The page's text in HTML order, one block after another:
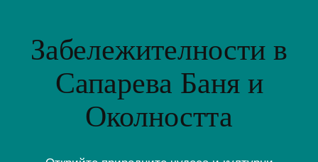
Забележителности в
Сапарева Баня и
Околността